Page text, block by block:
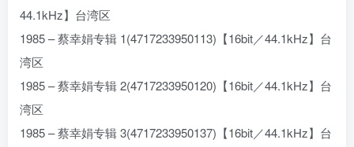
44.1kHz】台湾区
1985 – 蔡幸娟专辑 1(4717233950113)【16bit／44.1kHz】台
湾区
1985 – 蔡幸娟专辑 2(4717233950120)【16bit／44.1kHz】台
湾区
1985 – 蔡幸娟专辑 3(4717233950137)【16bit／44.1kHz】台